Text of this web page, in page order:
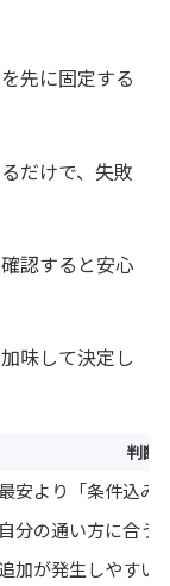
先に固定する
だけで、失敗
認すると安心
味して決定し
判断
最安より「条件込み
自分の通い方に合う
加が発生しやすい